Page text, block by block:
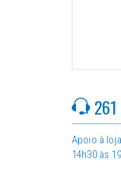
261
Apoio à
14h30 às